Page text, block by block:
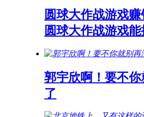
圆球大作战游戏
圆球大作战游戏能
郭宇欣啊！要不你
了